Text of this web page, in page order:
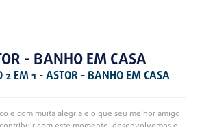
- BANHO EM CASA
2 EM 1 - ASTOR - BANHO EM CASA
e com muita alegria é o que seu melhor amigo